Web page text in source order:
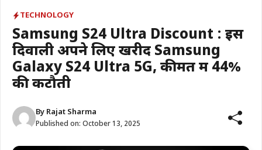
TECHNOLOGY
Samsung S24 Ultra Discount : इस
दिवाली अपने लिए खरीदें Samsung
Galaxy S24 Ultra 5G, कीमत में 44%
की कटौती
By Rajat Sharma
Published on: October 13, 2025